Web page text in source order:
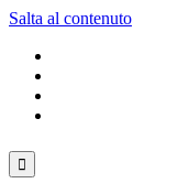
Salta al contenuto